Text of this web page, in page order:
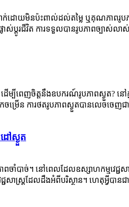
ដោយមិនប៉ះពាល់ដល់តម្លៃ ឬគុណភាពរូប
លាស់ប្តូរជីវិត ការទទួលបានរូបភាពច្បា
ដើម្បីពេញចិត្តនឹងឧបករណ៍រូបភាពស្ងួត?
ចម្រើន ការថតរូបភាពស្ងួតបានលេចចេញជ
ៅស្ងួត
បាច់។ នៅពេលដែលឧស្សាហកម្មវេជ្ជសាស្រ្
ាស្ត្រដែលដឹងអំពីបរិស្ថាន។ ហេតុអ្វី​បាន​ជ